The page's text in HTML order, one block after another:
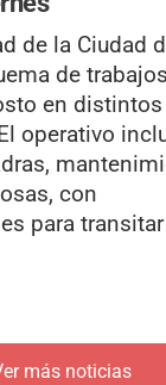
de la Ciudad
de
en
operativo
con
para
más noticias